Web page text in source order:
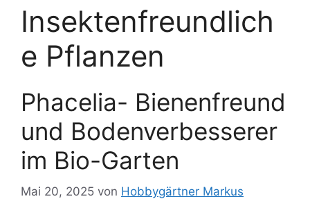
Insektenfreundlich
e Pflanzen
Phacelia- Bienenfreund
und Bodenverbesserer
im Bio-Garten
Mai 20, 2025 von Hobbygärtner Markus